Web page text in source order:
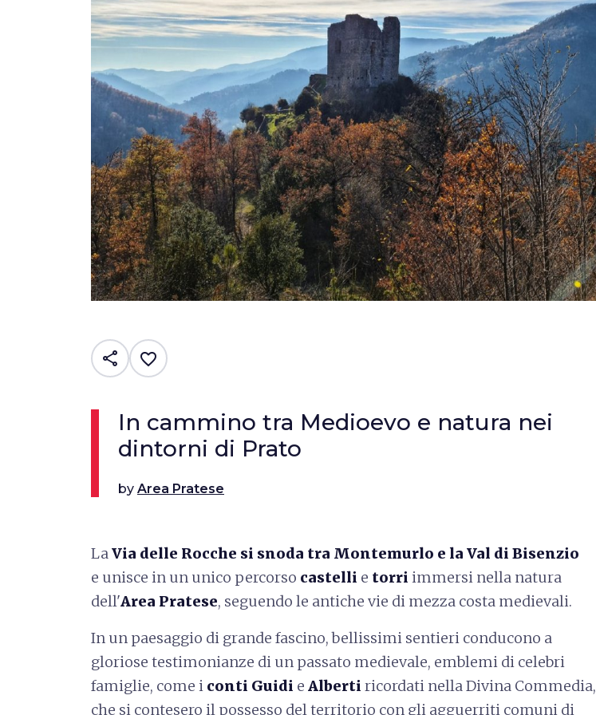
share favorite_border
In cammino tra Medioevo e natura nei
dintorni di Prato
by Area Pratese
LaVia delle Rocche si snoda tra Montemurlo e la Val di Bisenzio
e unisce in un unico percorso castelli e torri immersi nella natura
dell'Area Pratese, seguendo le antiche vie di mezza costa medievali.
In un paesaggio di grande fascino, bellissimi sentieri conducono a
gloriose testimonianze di un passato medievale, emblemi di celebri
famiglie, come i conti Guidi e Alberti ricordati nella Divina Commedia,
che si contesero il possesso del territorio con gli agguerriti comuni di